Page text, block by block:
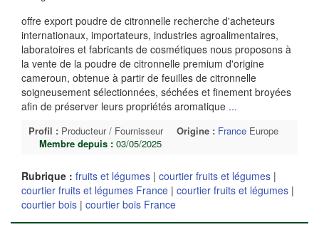
offre export poudre de citronnelle recherche d'acheteurs
internationaux, importateurs, industries agroalimentaires,
laboratoires et fabricants de cosmétiques nous proposons à
la vente de la poudre de citronnelle premium d'origine
cameroun, obtenue à partir de feuilles de citronnelle
soigneusement sélectionnées, séchées et finement broyées
afin de préserver leurs propriétés aromatique ...
Profil : Producteur / Fournisseur Origine : France Europe
Membre depuis : 03/05/2025
Rubrique : fruits et légumes | courtier fruits et légumes |
courtier fruits et légumes France | courtier fruits et légumes |
courtier bois | courtier bois France